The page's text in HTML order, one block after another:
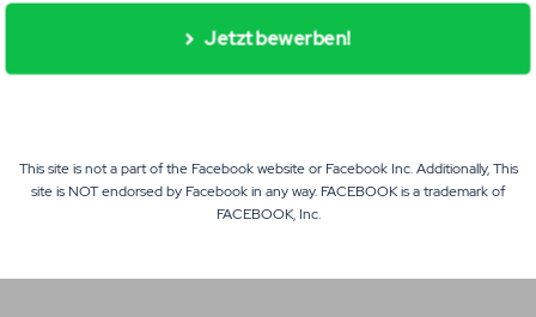
Jetzt bewerben!
This site is not a part of the Facebook website or Facebook Inc. Additionally, This
site is NOT endorsed by Facebook in any way. FACEBOOK is a trademark of
FACEBOOK, Inc.